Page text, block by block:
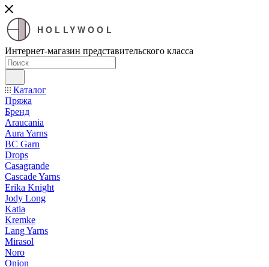
HOLLYWOOL
Интернет-магазин представительского класса
Каталог
Пряжа
Бренд
Araucania
Aura Yarns
BC Garn
Drops
Casagrande
Cascade Yarns
Erika Knight
Jody Long
Katia
Kremke
Lang Yarns
Mirasol
Noro
Onion